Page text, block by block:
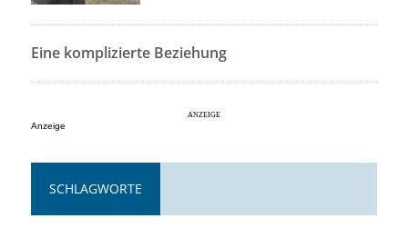
Eine komplizierte Beziehung
Anzeige
SCHLAGWORTE